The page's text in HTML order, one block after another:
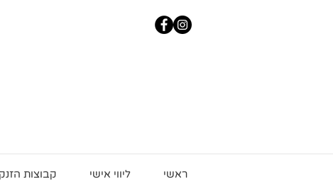
ראשי ליווי אישי קבוצות